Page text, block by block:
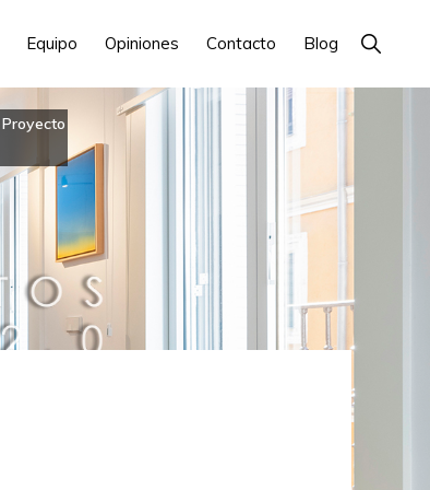
Equipo Opiniones Contacto Blog Show
Search
Proyecto